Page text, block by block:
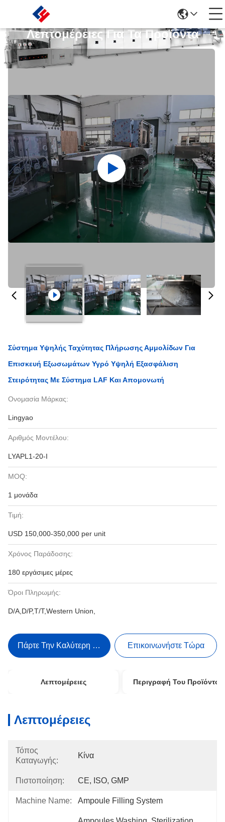
Λεπτομέρειες Για Τα Προϊόντα
Σύστημα Υψηλής Ταχύτητας Πλήρωσης Αμμολίδων Για
Επισκευή Εξωσωμάτων Υγρό Υψηλή Εξασφάλιση
Στειρότητας Με Σύστημα LAF Και Απομονωτή
Ονομασία Μάρκας:
Lingyao
Αριθμός Μοντέλου:
LYAPL1-20-I
MOQ:
1 μονάδα
Τιμή:
USD 150,000-350,000 per unit
Χρόνος Παράδοσης:
180 εργάσιμες μέρες
Όροι Πληρωμής:
D/A,D/P,T/T,Western Union,
Πάρτε Την Καλύτερη Τιμή Επικοινωνήστε Τώρα
Λεπτομέρειες Περιγραφή Του Προϊόντος
Λεπτομέρειες
Τόπος
Καταγωγής:
Κίνα
Πιστοποίηση: CE, ISO, GMP
Machine Name: Ampoule Filling System